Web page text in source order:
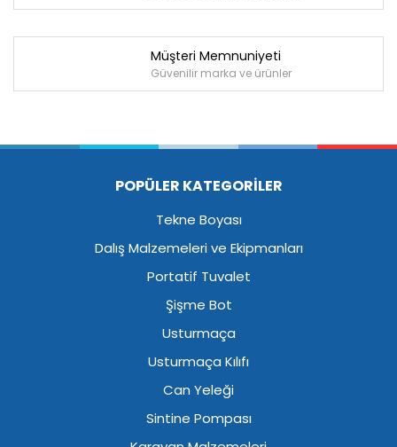
Müşteri Memnuniyeti
Güvenilir marka ve ürünler
POPÜLER KATEGORİLER
Tekne Boyası
Dalış Malzemeleri ve Ekipmanları
Portatif Tuvalet
Şişme Bot
Usturmaça
Usturmaça Kılıfı
Can Yeleği
Sintine Pompası